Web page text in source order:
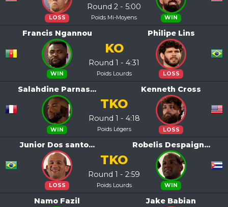
LOSS WIN
Round 2 - 5:00
Poids Mi-Moyens
Francis Ngannou
WIN
Philipe Lins
LOSS
KO
Round 1 - 4:31
Poids Lourds
Salahdine Parnas...
WIN
Kenneth Cross
LOSS
TKO
Round 1 - 4:18
Poids Légers
Junior Dos santo...
LOSS
Robelis Despaign...
WIN
TKO
Round 1 - 2:59
Poids Lourds
Namo Fazil Jake Babian